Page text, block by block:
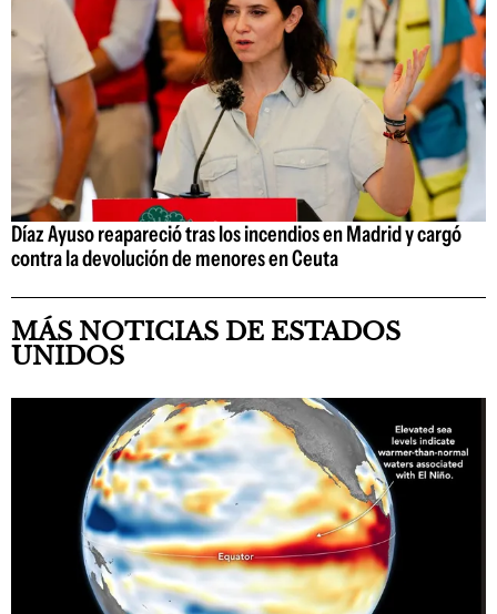
Díaz Ayuso reapareció tras los incendios en Madrid y cargó
contra la devolución de menores en Ceuta
MÁS NOTICIAS DE ESTADOS
UNIDOS